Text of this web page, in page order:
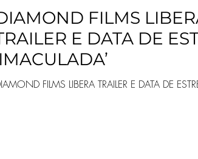
FILMS
E DATA DE
FILMS LIBERA TRAILER E DATA DE